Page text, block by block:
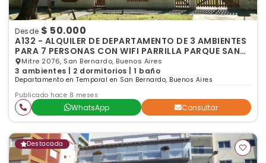
Desde $ 50.000
A132 - ALQUILER DE DEPARTAMENTO DE 3 AMBIENTES
PARA 7 PERSONAS CON WIFI PARRILLA PARQUE SAN
BERNARDO
Mitre 2076, San Bernardo, Buenos Aires
3 ambientes | 2 dormitorios | 1 baño
Departamento en Temporal en San Bernardo, Buenos Aires
Publicado hace 8 meses
WhatsApp Consultar
Destacada